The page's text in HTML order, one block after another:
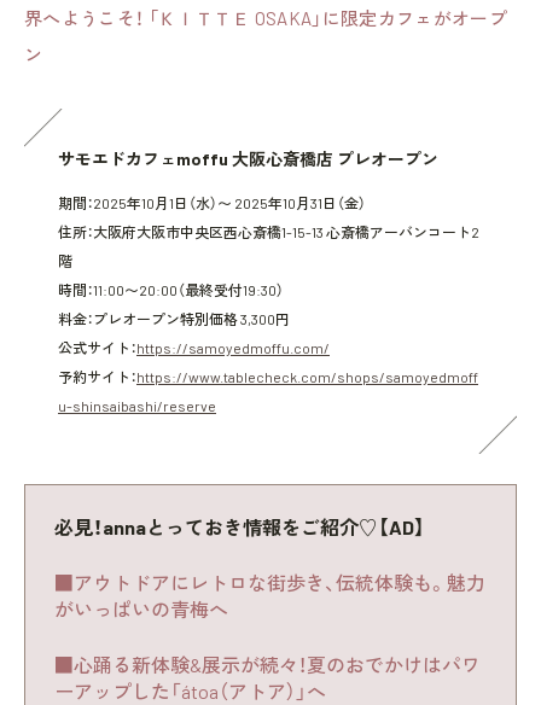
界へようこそ！ 「ＫＩＴＴＥ OSAKA」に限定カフェがオープ
ン
サモエドカフェmoffu 大阪心斎橋店 プレオープン
期間：2025年10月1日（水）〜 2025年10月31日（金）
住所：大阪府大阪市中央区西心斎橋1-15-13 心斎橋アーバンコート2
階
時間：11:00〜20:00（最終受付19:30）
料金：プレオープン特別価格 3,300円
公式サイト：https://samoyedmoffu.com/
予約サイト：https://www.tablecheck.com/shops/samoyedmoff
u-shinsaibashi/reserve
必見！annaとっておき情報をご紹介♡【AD】
■アウトドアにレトロな街歩き、伝統体験も。魅力
がいっぱいの青梅へ
■心踊る新体験&展示が続々！夏のおでかけはパワ
ーアップした「átoa（アトア）」へ